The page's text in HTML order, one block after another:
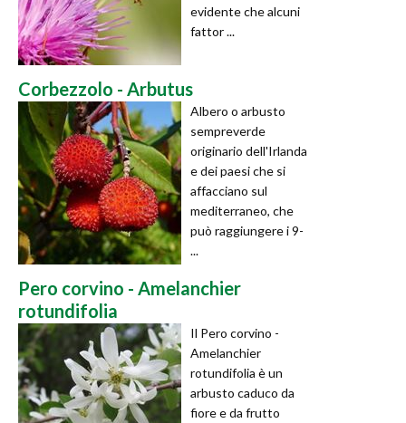
evidente che alcuni
fattor ...
Corbezzolo - Arbutus
Albero o arbusto
sempreverde
originario dell'Irlanda
e dei paesi che si
affacciano sul
mediterraneo, che
può raggiungere i 9-
...
Pero corvino - Amelanchier
rotundifolia
Il Pero corvino -
Amelanchier
rotundifolia è un
arbusto caduco da
fiore e da frutto